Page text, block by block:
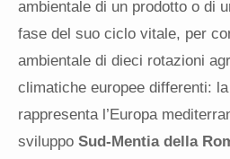
ambientale di un prodotto o di
fase del suo ciclo vitale, per
ambientale di dieci rotazioni
climatiche europee differenti: la
rappresenta l’Europa
sviluppo Sud-Mentia della